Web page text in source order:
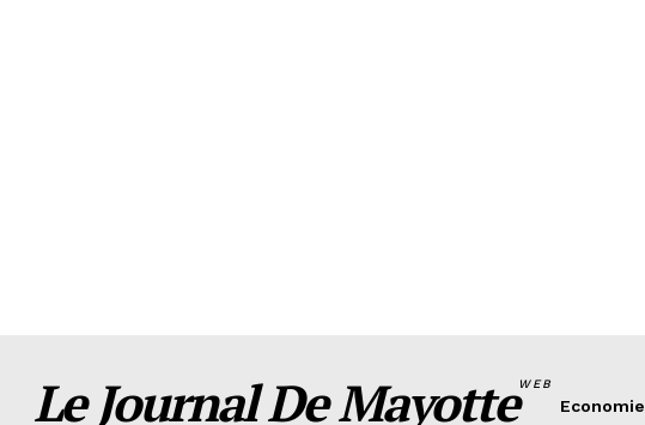
Le Journal De MayotteWEB
Economie